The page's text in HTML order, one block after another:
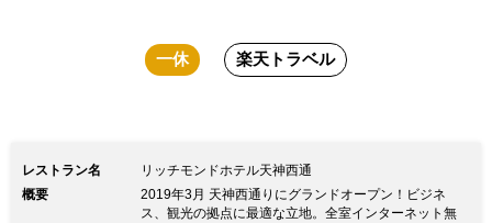
一休 楽天トラベル
レストラン名
リッチモンドホテル天神西通
概要
2019年3月 天神西通りにグランドオープン！ビジネ
ス、観光の拠点に最適な立地。全室インターネット無